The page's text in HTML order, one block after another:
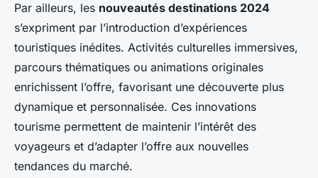
Par ailleurs, les nouveautés destinations 2024
s’expriment par l’introduction d’expériences
touristiques inédites. Activités culturelles immersives,
parcours thématiques ou animations originales
enrichissent l’offre, favorisant une découverte plus
dynamique et personnalisée. Ces innovations
tourisme permettent de maintenir l’intérêt des
voyageurs et d’adapter l’offre aux nouvelles
tendances du marché.